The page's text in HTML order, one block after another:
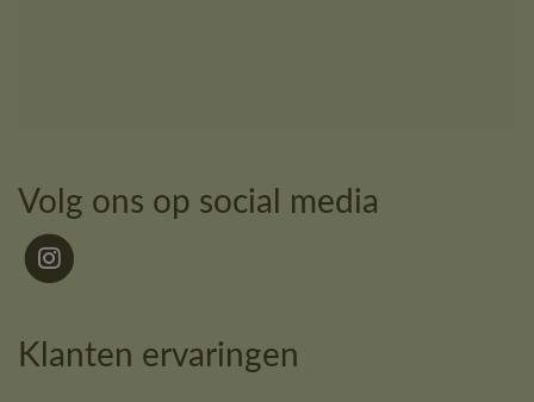
Volg ons op social media
Klanten ervaringen